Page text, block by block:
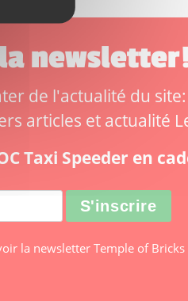
de l'actualité du site:
articles et actualité
Taxi Speeder en
la newsletter Temple of Bricks